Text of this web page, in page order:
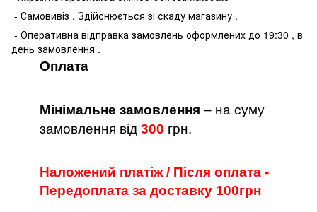
- Самовивіз . Здійснюється зі скаду магазину .
- Оперативна відправка замовлень оформлених до 19:30 , в
день замовлення .
Оплата
Мінімальне замовлення – на суму
замовлення від 300 грн.
Наложений платіж / Після оплата -
Передоплата за доставку 100грн